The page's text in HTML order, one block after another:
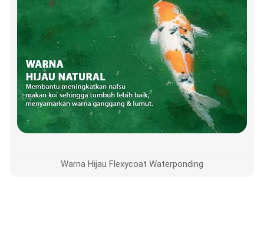
Warna Hijau Flexycoat Waterponding